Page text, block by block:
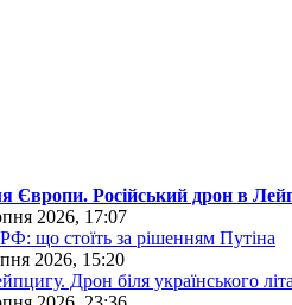
Європи. Російський дрон в
2026, 17:07
що стоїть за рішенням Путіна
2026, 15:20
Дрон біля українського